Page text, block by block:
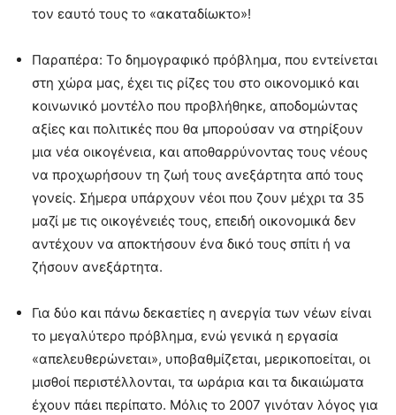
τον εαυτό τους το «ακαταδίωκτο»!
Παραπέρα: Το δημογραφικό πρόβλημα, που εντείνεται
στη χώρα μας, έχει τις ρίζες του στο οικονομικό και
κοινωνικό μοντέλο που προβλήθηκε, αποδομώντας
αξίες και πολιτικές που θα μπορούσαν να στηρίξουν
μια νέα οικογένεια, και αποθαρρύνοντας τους νέους
να προχωρήσουν τη ζωή τους ανεξάρτητα από τους
γονείς. Σήμερα υπάρχουν νέοι που ζουν μέχρι τα 35
μαζί με τις οικογένειές τους, επειδή οικονομικά δεν
αντέχουν να αποκτήσουν ένα δικό τους σπίτι ή να
ζήσουν ανεξάρτητα.
Για δύο και πάνω δεκαετίες η ανεργία των νέων είναι
το μεγαλύτερο πρόβλημα, ενώ γενικά η εργασία
«απελευθερώνεται», υποβαθμίζεται, μερικοποείται, οι
μισθοί περιστέλλονται, τα ωράρια και τα δικαιώματα
έχουν πάει περίπατο. Μόλις το 2007 γινόταν λόγος για